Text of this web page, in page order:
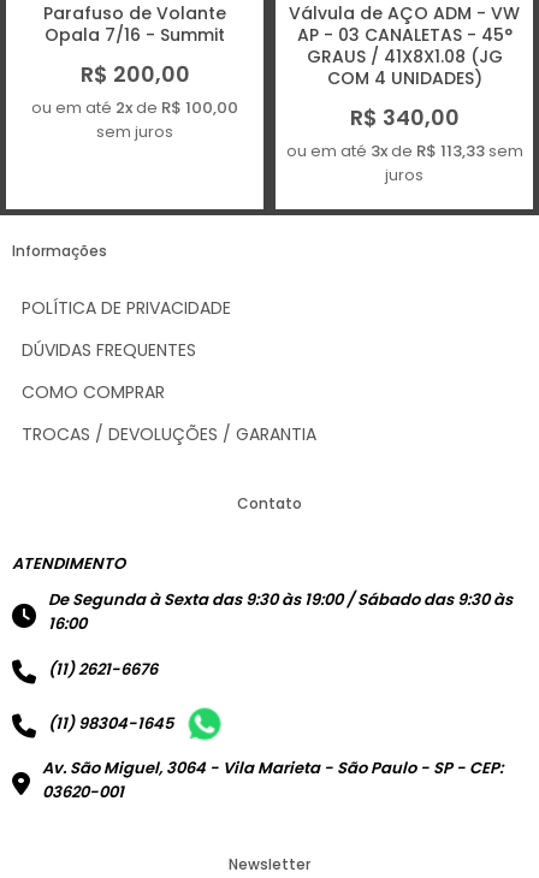
Parafuso de Volante
Opala 7/16 - Summit
R$ 200,00
ou em até 2xde R$ 100,00
sem juros
Válvula de AÇO ADM - VW
AP - 03 CANALETAS - 45°
GRAUS / 41X8X1.08 (JG
COM 4 UNIDADES)
R$ 340,00
ou em até 3xde R$ 113,33sem
juros
Informações
POLÍTICA DE PRIVACIDADE
DÚVIDAS FREQUENTES
COMO COMPRAR
TROCAS / DEVOLUÇÕES / GARANTIA
Contato
ATENDIMENTO
De Segunda à Sexta das 9:30 às 19:00 / Sábado das 9:30 às
16:00
(11) 2621-6676
(11) 98304-1645
Av. São Miguel, 3064 - Vila Marieta - São Paulo - SP - CEP:
03620-001
Newsletter